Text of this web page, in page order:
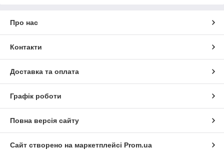
Про нас
Контакти
Доставка та оплата
Графік роботи
Повна версія сайту
Сайт створено на маркетплейсі Prom.ua